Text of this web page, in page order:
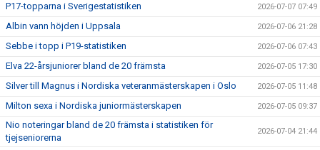
P17-topparna i Sverigestatistiken 2026-07-07 07:49
Albin vann höjden i Uppsala 2026-07-06 21:28
Sebbe i topp i P19-statistiken 2026-07-06 07:43
Elva 22-årsjuniorer bland de 20 främsta 2026-07-05 17:30
Silver till Magnus i Nordiska veteranmästerskapen i Oslo 2026-07-05 11:48
Milton sexa i Nordiska juniormästerskapen 2026-07-05 09:37
Nio noteringar bland de 20 främsta i statistiken för
tjejseniorerna
2026-07-04 21:44